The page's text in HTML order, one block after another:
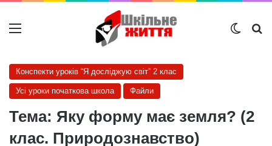
Меню
Конспекти уроків “Я досліджую світ” 2 клас
Усі уроки початкова школа Файли
Тема: Яку форму має земля? (2
клас. Природознавство)